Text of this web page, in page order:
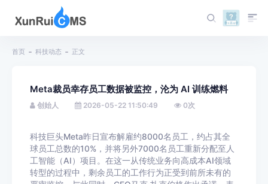
首页 科技动态 正文
Meta裁员幸存员工数据被监控，沦为 AI 训练燃料
创始人 2026-05-22 11:50:49 0次
科技巨头Meta昨日宣布解雇约8000名员工，约占其全
球员工总数的10%，并将另外7000名员工重新分配至人
工智能（AI）项目。在这一从传统业务向高成本AI领域
转型的过程中，剩余员工的工作行为正受到前所未有的